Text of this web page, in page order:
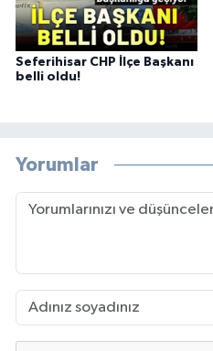
Seferihisar CHP İlçe Başkanı
belli oldu!
Yorumlar